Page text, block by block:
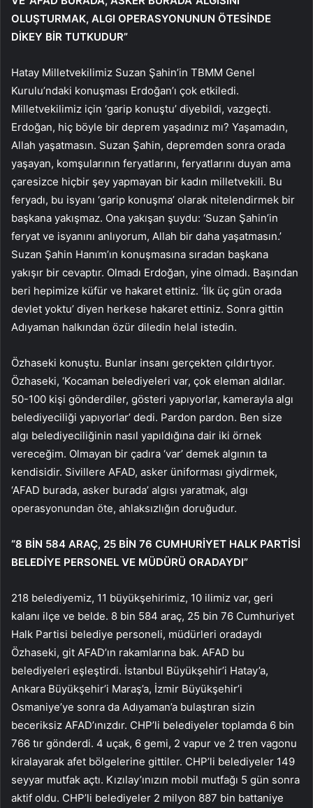
OLUŞTURMAK, ALGI OPERASYONUNUN ÖTESİNDE
DİKEY BİR TUTKUDUR”
Hatay Milletvekilimiz Suzan Şahin’in TBMM Genel
Kurulu’ndaki konuşması Erdoğan’ı çok etkiledi.
Milletvekilimiz için ‘garip konuştu’ diyebildi, vazgeçti.
Erdoğan, hiç böyle bir deprem yaşadınız mı? Yaşamadın,
Allah yaşatmasın. Suzan Şahin, depremden sonra orada
yaşayan, komşularının feryatlarını, feryatlarını duyan ama
çaresizce hiçbir şey yapmayan bir kadın milletvekili. Bu
feryadı, bu isyanı ‘garip konuşma’ olarak nitelendirmek bir
başkana yakışmaz. Ona yakışan şuydu: ‘Suzan Şahin’in
feryat ve isyanını anlıyorum, Allah bir daha yaşatmasın.’
Suzan Şahin Hanım’ın konuşmasına sıradan başkana
yakışır bir cevaptır. Olmadı Erdoğan, yine olmadı. Başından
beri hepimize küfür ve hakaret ettiniz. ‘İlk üç gün orada
devlet yoktu’ diyen herkese hakaret ettiniz. Sonra gittin
Adıyaman halkından özür diledin helal istedin.
Özhaseki konuştu. Bunlar insanı gerçekten çıldırtıyor.
Özhaseki, ‘Kocaman belediyeleri var, çok eleman aldılar.
50-100 kişi gönderdiler, gösteri yapıyorlar, kamerayla algı
belediyeciliği yapıyorlar’ dedi. Pardon pardon. Ben size
algı belediyeciliğinin nasıl yapıldığına dair iki örnek
vereceğim. Olmayan bir çadıra ‘var’ demek algının ta
kendisidir. Sivillere AFAD, asker üniforması giydirmek,
‘AFAD burada, asker burada’ algısı yaratmak, algı
operasyonundan öte, ahlaksızlığın doruğudur.
“8 BİN 584 ARAÇ, 25 BİN 76 CUMHURİYET HALK PARTİSİ
BELEDİYE PERSONEL VE ​​MÜDÜRÜ ORADAYDI”
218 belediyemiz, 11 büyükşehirimiz, 10 ilimiz var, geri
kalanı ilçe ve belde. 8 bin 584 araç, 25 bin 76 Cumhuriyet
Halk Partisi belediye personeli, müdürleri oradaydı
Özhaseki, git AFAD’ın rakamlarına bak. AFAD bu
belediyeleri eşleştirdi. İstanbul Büyükşehir’i Hatay’a,
Ankara Büyükşehir’i Maraş’a, İzmir Büyükşehir’i
Osmaniye’ye sonra da Adıyaman’a bulaştıran sizin
beceriksiz AFAD’ınızdır. CHP’li belediyeler toplamda 6 bin
766 tır gönderdi. 4 uçak, 6 gemi, 2 vapur ve 2 tren vagonu
kiralayarak afet bölgelerine gittiler. CHP’li belediyeler 149
seyyar mutfak açtı. Kızılay’ınızın mobil mutfağı 5 gün sonra
aktif oldu. CHP’li belediyeler 2 milyon 887 bin battaniye